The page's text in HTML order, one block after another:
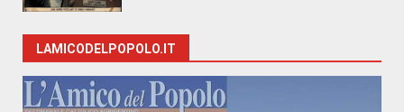
LAMICODELPOPOLO.IT